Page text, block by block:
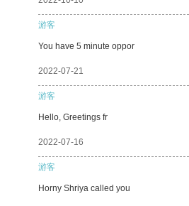
游客
You have 5 minute oppor
2022-07-21
游客
Hello, Greetings fr
2022-07-16
游客
Horny Shriya called you